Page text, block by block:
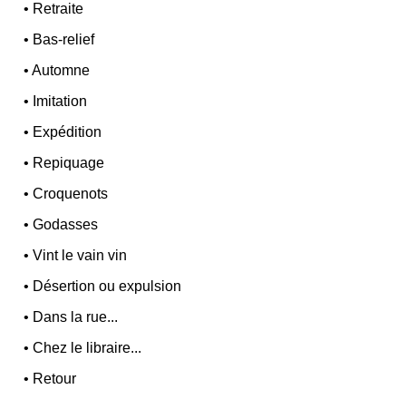
• Retraite
• Bas-relief
•Automne
• Imitation
• Expédition
• Repiquage
•Croquenots
•Godasses
•Vint le vain vin
• Désertion ou expulsion
• Dans la rue...
•Chez le libraire...
• Retour